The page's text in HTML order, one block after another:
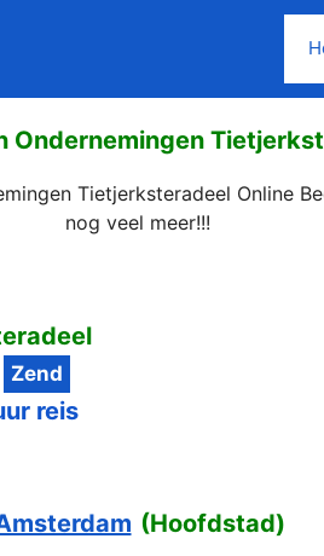
Ondernemingen
Tietjerksteradeel Online
nog veel meer!!!
reis
(Hoofdstad)